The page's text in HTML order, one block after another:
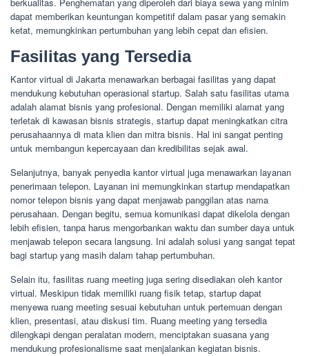
dapat memberikan keuntungan kompetitif dalam pasar yang semakin
ketat, memungkinkan pertumbuhan yang lebih cepat dan efisien.
Fasilitas yang Tersedia
Kantor virtual di Jakarta menawarkan berbagai fasilitas yang dapat
mendukung kebutuhan operasional startup. Salah satu fasilitas utama
adalah alamat bisnis yang profesional. Dengan memiliki alamat yang
terletak di kawasan bisnis strategis, startup dapat meningkatkan citra
perusahaannya di mata klien dan mitra bisnis. Hal ini sangat penting
untuk membangun kepercayaan dan kredibilitas sejak awal.
Selanjutnya, banyak penyedia kantor virtual juga menawarkan layanan
penerimaan telepon. Layanan ini memungkinkan startup mendapatkan
nomor telepon bisnis yang dapat menjawab panggilan atas nama
perusahaan. Dengan begitu, semua komunikasi dapat dikelola dengan
lebih efisien, tanpa harus mengorbankan waktu dan sumber daya untuk
menjawab telepon secara langsung. Ini adalah solusi yang sangat tepat
bagi startup yang masih dalam tahap pertumbuhan.
Selain itu, fasilitas ruang meeting juga sering disediakan oleh kantor
virtual. Meskipun tidak memiliki ruang fisik tetap, startup dapat
menyewa ruang meeting sesuai kebutuhan untuk pertemuan dengan
klien, presentasi, atau diskusi tim. Ruang meeting yang tersedia
dilengkapi dengan peralatan modern, menciptakan suasana yang
mendukung profesionalisme saat menjalankan kegiatan bisnis.